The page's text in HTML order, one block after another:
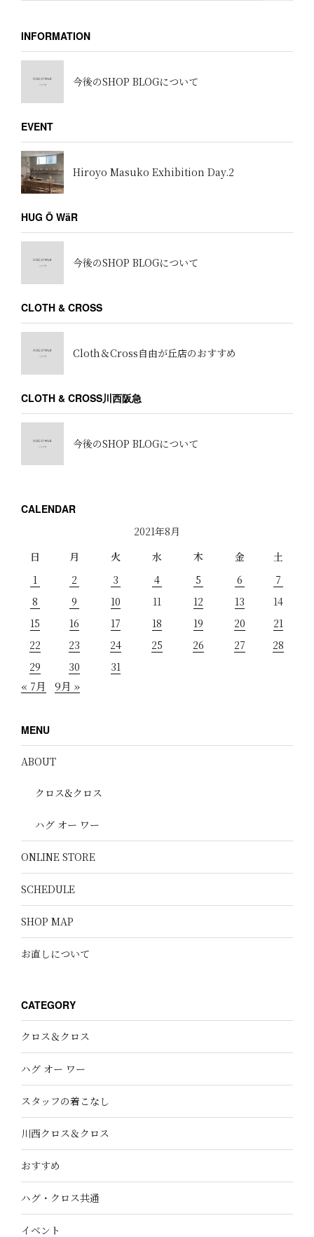
INFORMATION
今後のSHOP BLOGについて
EVENT
Hiroyo Masuko Exhibition Day.2
HUG Ō WäR
今後のSHOP BLOGについて
CLOTH & CROSS
Cloth＆Cross自由が丘店のおすすめ
CLOTH & CROSS川西阪急
今後のSHOP BLOGについて
CALENDAR
2021年8月
日
月 火 水 木 金
土
1
2 3 4 5 6
7
8
9 10 11 12 13
14
15
16 17 18 19 20
21
22
23 24 25 26 27
28
29
30 31
« 7月 9月 »
MENU
ABOUT
クロス&クロス
ハグ オー ワー
ONLINE STORE
SCHEDULE
SHOP MAP
お直しについて
CATEGORY
クロス＆クロス
ハグ オー ワー
スタッフの着こなし
川西クロス＆クロス
おすすめ
ハグ・クロス共通
イベント